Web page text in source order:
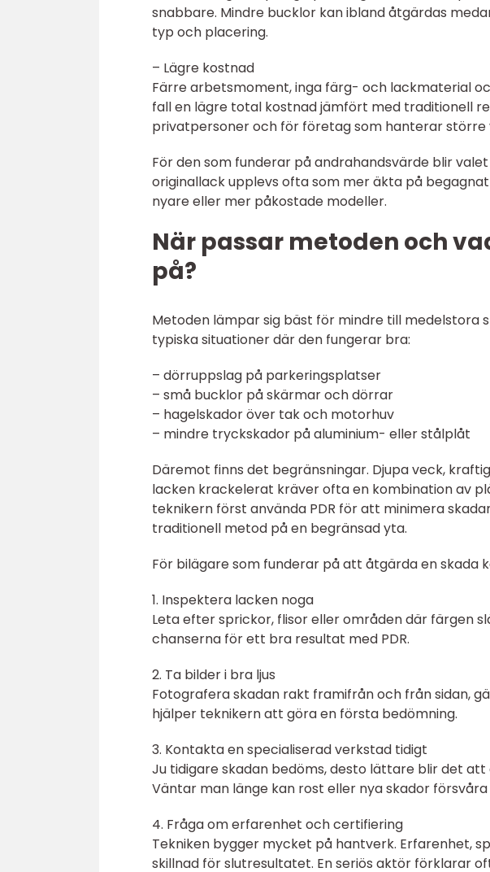
snabbare. Mindre bucklor kan ibland åtgärdas
typ och placering.
– Lägre kostnad
Färre arbetsmoment, inga färg- och lackmaterial
fall en lägre total kostnad jämfört med traditionell
privatpersoner och för företag som hanterar större
För den som funderar på andrahandsvärde blir
originallack upplevs ofta som mer äkta på
nyare eller mer påkostade modeller.
När passar metoden och
på?
Metoden lämpar sig bäst för mindre till medelstora
typiska situationer där den fungerar bra:
– dörruppslag på parkeringsplatser
– små bucklor på skärmar och dörrar
– hagelskador över tak och motorhuv
– mindre tryckskador på aluminium- eller stålplåt
Däremot finns det begränsningar. Djupa veck,
lacken krackelerat kräver ofta en kombination av
teknikern först använda PDR för att minimera
traditionell metod på en begränsad yta.
För bilägare som funderar på att åtgärda en skada
1. Inspektera lacken noga
Leta efter sprickor, flisor eller områden där färgen
chanserna för ett bra resultat med PDR.
2. Ta bilder i bra ljus
Fotografera skadan rakt framifrån och från sidan,
hjälper teknikern att göra en första bedömning.
3. Kontakta en specialiserad verkstad tidigt
Ju tidigare skadan bedöms, desto lättare blir det
Väntar man länge kan rost eller nya skador
4. Fråga om erfarenhet och certifiering
Tekniken bygger mycket på hantverk. Erfarenhet,
skillnad för slutresultatet. En seriös aktör förklarar